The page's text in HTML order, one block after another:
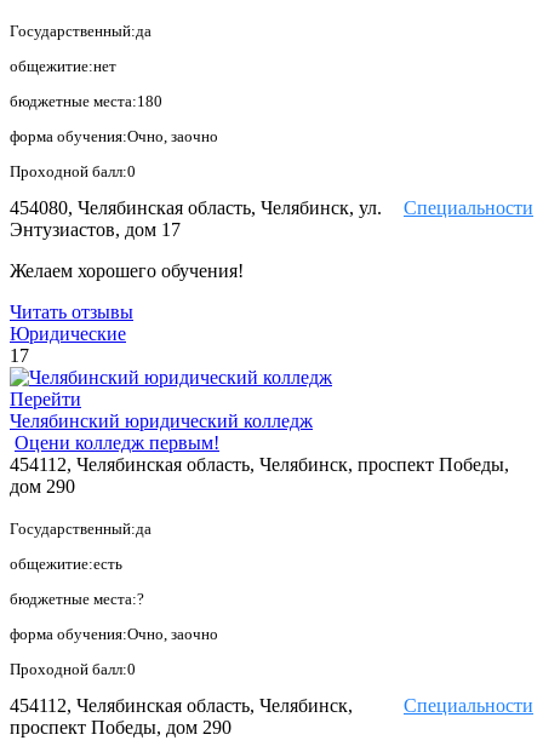
Государственный:да
общежитие:нет
бюджетные места:180
форма обучения:Очно, заочно
Проходной балл:0
Специальности
454080, Челябинская область, Челябинск, ул.
Энтузиастов, дом 17
Желаем хорошего обучения!
Читать отзывы
Юридические
17
Перейти
Челябинский юридический колледж
Оцени колледж первым!
454112, Челябинская область, Челябинск, проспект Победы,
дом 290
Государственный:да
общежитие:есть
бюджетные места:?
форма обучения:Очно, заочно
Проходной балл:0
Специальности
454112, Челябинская область, Челябинск,
проспект Победы, дом 290